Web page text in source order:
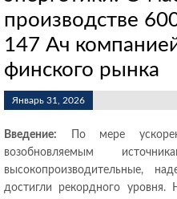
производстве
147 Ач
финского рынка
Январь 31, 2026
Введение: По мере
возобновляемым
высокопроизводительные,
достигли рекордного уровня.